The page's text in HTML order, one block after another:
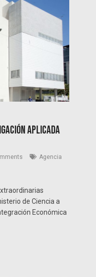
aplicada
Agencia
de Ciencia a
Económica